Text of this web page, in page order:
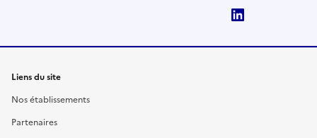
Liens du site
Nos établissements
Partenaires